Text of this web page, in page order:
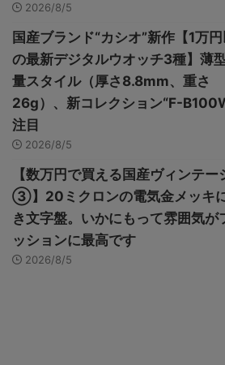
2026/8/5
国産ブランド“カシオ”新作【1万
の最新デジタルウオッチ3種】薄
量スタイル（厚さ8.8mm、重さ
26g）、新コレクション“F-
注目
2026/8/5
【数万円で買える国産ヴィンテー
③】20ミクロンの電気金メッキ
き文字盤。いかにもって雰囲気が
ッションに最高です
2026/8/5